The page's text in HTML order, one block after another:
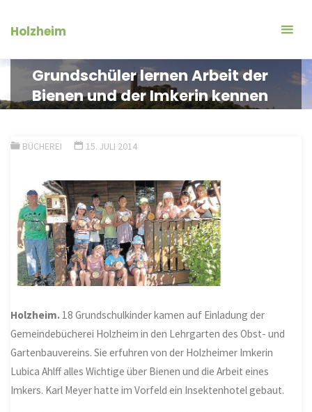
InhaltHolzheim
Grundschüler lernen Arbeit der
Bienen und der Imkerin kennen
BÜCHEREI 15. JULI 2014
Holzheim. 18 Grundschulkinder kamen auf Einladung der
Gemeindebücherei Holzheim in den Lehrgarten des Obst- und
Gartenbauvereins. Sie erfuhren von der Holzheimer Imkerin
Lubica Ahlff alles Wichtige über Bienen und die Arbeit eines
Imkers. Karl Meyer hatte im Vorfeld ein Insektenhotel gebaut.